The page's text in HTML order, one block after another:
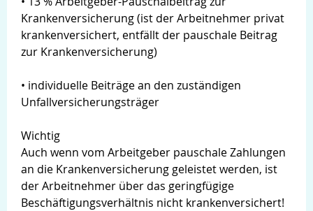
Krankenversicherung (ist der Arbeitnehmer privat
krankenversichert, entfällt der pauschale Beitrag
zur Krankenversicherung)
• individuelle Beiträge an den zuständigen
Unfallversicherungsträger
Wichtig
Auch wenn vom Arbeitgeber pauschale Zahlungen
an die Krankenversicherung geleistet werden, ist
der Arbeitnehmer über das geringfügige
Beschäftigungsverhältnis nicht krankenversichert!